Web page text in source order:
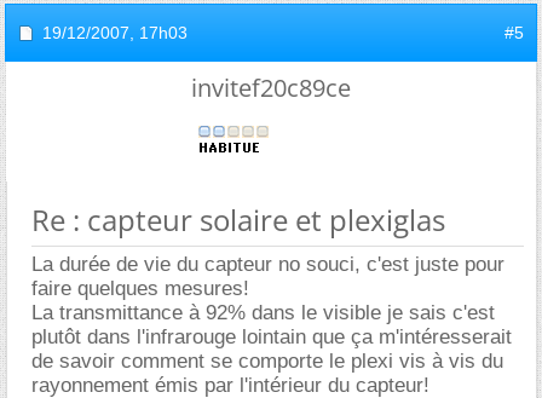
19/12/2007, 17h03 #5
invitef20c89ce
Re : capteur solaire et plexiglas
La durée de vie du capteur no souci, c'est juste pour
faire quelques mesures!
La transmittance à 92% dans le visible je sais c'est
plutôt dans l'infrarouge lointain que ça m'intéresserait
de savoir comment se comporte le plexi vis à vis du
rayonnement émis par l'intérieur du capteur!